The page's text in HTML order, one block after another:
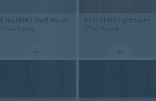
63659DR5 shell twine
(75x25 cm)
63751DR5 light twine
(75x25 cm)